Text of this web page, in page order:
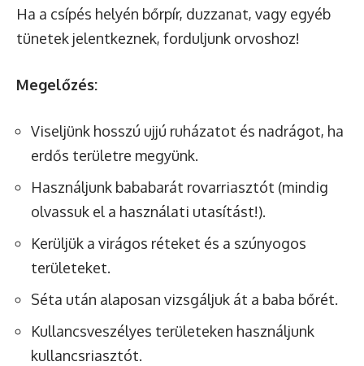
Ha a csípés helyén bőrpír, duzzanat, vagy egyéb
tünetek jelentkeznek, forduljunk orvoshoz!
Megelőzés:
Viseljünk hosszú ujjú ruházatot és nadrágot, ha
erdős területre megyünk.
Használjunk bababarát rovarriasztót (mindig
olvassuk el a használati utasítást!).
Kerüljük a virágos réteket és a szúnyogos
területeket.
Séta után alaposan vizsgáljuk át a baba bőrét.
Kullancsveszélyes területeken használjunk
kullancsriasztót.